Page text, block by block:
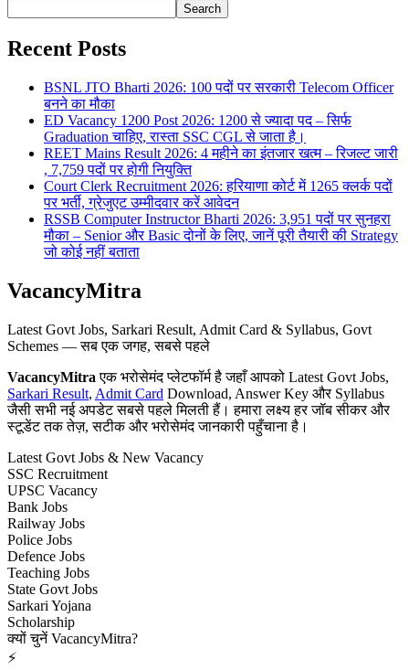
Search
Recent Posts
BSNL JTO Bharti 2026: 100 पदों पर सरकारी Telecom Officer
बनने का मौका
ED Vacancy 1200 Post 2026: 1200 से ज्यादा पद – सिर्फ
Graduation चाहिए, रास्ता SSC CGL से जाता है।
REET Mains Result 2026: 4 महीने का इंतजार खत्म – रिजल्ट जारी
, 7,759 पदों पर होगी नियुक्ति
Court Clerk Recruitment 2026: हरियाणा कोर्ट में 1265 क्लर्क पदों
पर भर्ती, ग्रेजुएट उम्मीदवार करें आवेदन
RSSB Computer Instructor Bharti 2026: 3,951 पदों पर सुनहरा
मौका – Senior और Basic दोनों के लिए, जानें पूरी तैयारी की Strategy
जो कोई नहीं बताता
VacancyMitra
Latest Govt Jobs, Sarkari Result, Admit Card & Syllabus, Govt
Schemes — सब एक जगह, सबसे पहले
VacancyMitra एक भरोसेमंद प्लेटफॉर्म है जहाँ आपको Latest Govt Jobs,
Sarkari Result, Admit Card Download, Answer Key और Syllabus
जैसी सभी नई अपडेट सबसे पहले मिलती हैं। हमारा लक्ष्य हर जॉब सीकर और
स्टूडेंट तक तेज़, सटीक और भरोसेमंद जानकारी पहुँचाना है।
Latest Govt Jobs & New Vacancy
SSC Recruitment
UPSC Vacancy
Bank Jobs
Railway Jobs
Police Jobs
Defence Jobs
Teaching Jobs
State Govt Jobs
Sarkari Yojana
Scholarship
क्यों चुनें VacancyMitra?
⚡